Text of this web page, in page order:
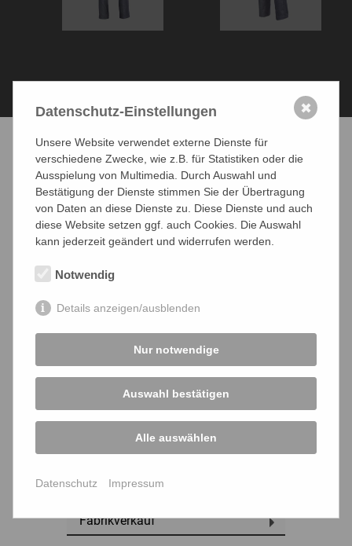
UNSERE MARKEN
Outdoorbekleidung
Fabrikverkauf
Datenschutz-Einstellungen
Unsere Website verwendet externe Dienste für
verschiedene Zwecke, wie z.B. für Statistiken oder die
Ausspielung von Multimedia. Durch Auswahl und
Bestätigung der Dienste stimmen Sie der Übertragung
von Daten an diese Dienste zu. Diese Dienste und auch
diese Website setzen ggf. auch Cookies. Die Auswahl
kann jederzeit geändert und widerrufen werden.
Notwendig
Details anzeigen/ausblenden
Nur notwendige
Auswahl bestätigen
Alle auswählen
Datenschutz Impressum
✖